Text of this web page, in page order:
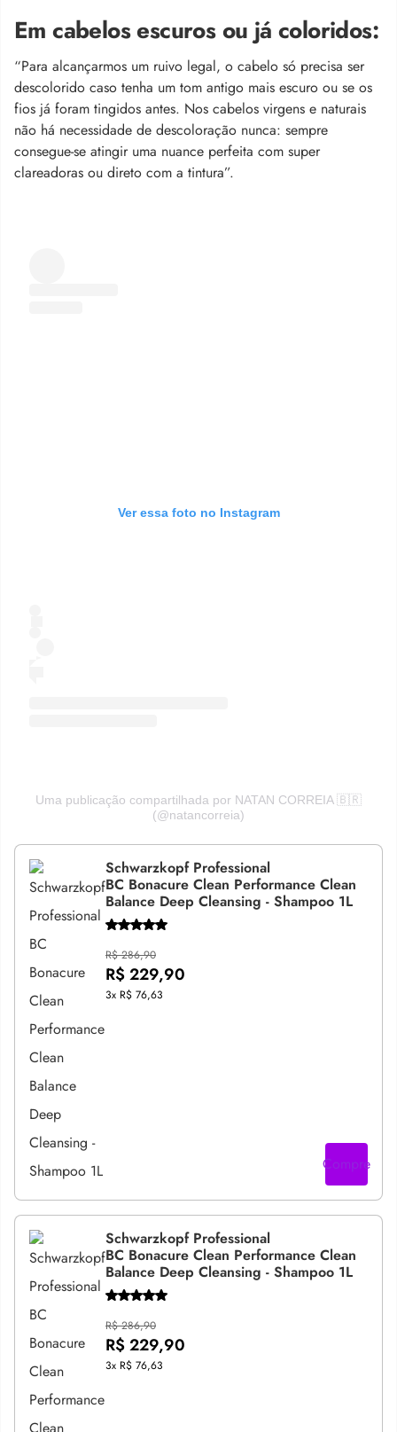
Em cabelos escuros ou já coloridos:
“Para alcançarmos um ruivo legal, o cabelo só precisa ser
descolorido caso tenha um tom antigo mais escuro ou se os
fios já foram tingidos antes. Nos cabelos virgens e naturais
não há necessidade de descoloração nunca: sempre
consegue-se atingir uma nuance perfeita com super
clareadoras ou direto com a tintura”.
Ver essa foto no Instagram
Uma publicação compartilhada por NATAN CORREIA 🇧🇷
(@natancorreia)
Schwarzkopf Professional
BC Bonacure Clean Performance Clean
Balance Deep Cleansing - Shampoo 1L
R$ 286,90
R$ 229,90
3x R$ 76,63
Compre
Schwarzkopf Professional
BC Bonacure Clean Performance Clean
Balance Deep Cleansing - Shampoo 1L
R$ 286,90
R$ 229,90
3x R$ 76,63